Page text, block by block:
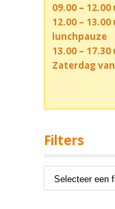
09.00 – 12.00
12.00 –
lunchpauze
13.00 – 17.30
Zaterdag
Filters